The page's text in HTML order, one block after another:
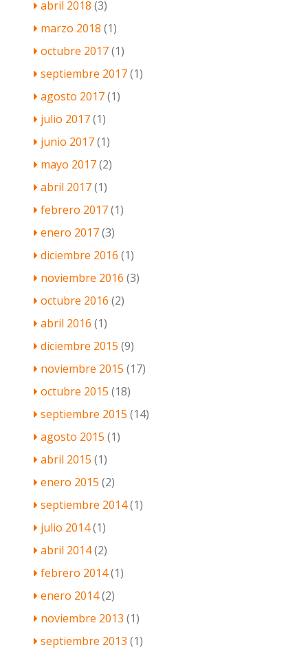
abril 2018 (3)
marzo 2018 (1)
octubre 2017(1)
septiembre 2017(1)
agosto 2017(1)
julio 2017(1)
junio 2017(1)
mayo 2017(2)
abril 2017(1)
febrero 2017(1)
enero 2017(3)
diciembre 2016 (1)
noviembre 2016 (3)
octubre 2016 (2)
abril 2016 (1)
diciembre 2015 (9)
noviembre 2015 (17)
octubre 2015 (18)
septiembre 2015 (14)
agosto 2015 (1)
abril 2015 (1)
enero 2015 (2)
septiembre 2014(1)
julio 2014(1)
abril 2014(2)
febrero 2014(1)
enero 2014(2)
noviembre 2013 (1)
septiembre 2013 (1)